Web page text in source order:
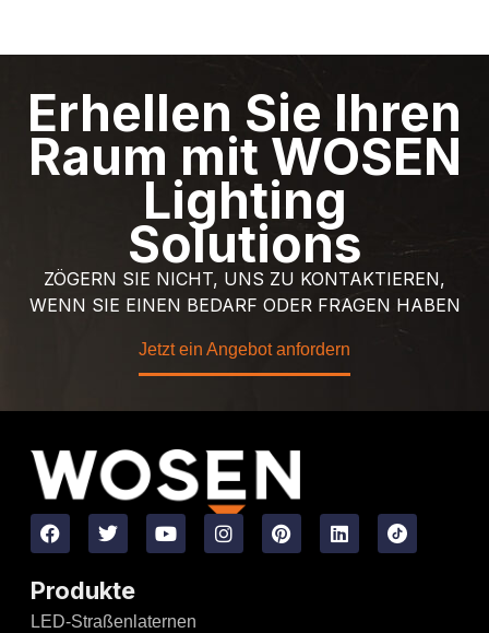
Erhellen Sie Ihren
Raum mit WOSEN
Lighting
Solutions
ZÖGERN SIE NICHT, UNS ZU KONTAKTIEREN,
WENN SIE EINEN BEDARF ODER FRAGEN HABEN
Jetzt ein Angebot anfordern
Produkte
LED-Straßenlaternen